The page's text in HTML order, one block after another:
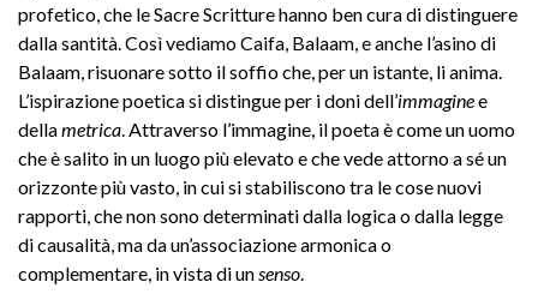
profetico, che le Sacre Scritture hanno ben cura di distinguere
dalla santità. Così vediamo Caifa, Balaam, e anche l’asino di
Balaam, risuonare sotto il soffio che, per un istante, li anima.
L’ispirazione poetica si distingue per i doni dell’immaginee
dellametrica . Attraverso l’immagine, il poeta è come un uomo
che è salito in un luogo più elevato e che vede attorno a sé un
orizzonte più vasto, in cui si stabiliscono tra le cose nuovi
rapporti, che non sono determinati dalla logica o dalla legge
di causalità, ma da un’associazione armonica o
complementare, in vista di un senso